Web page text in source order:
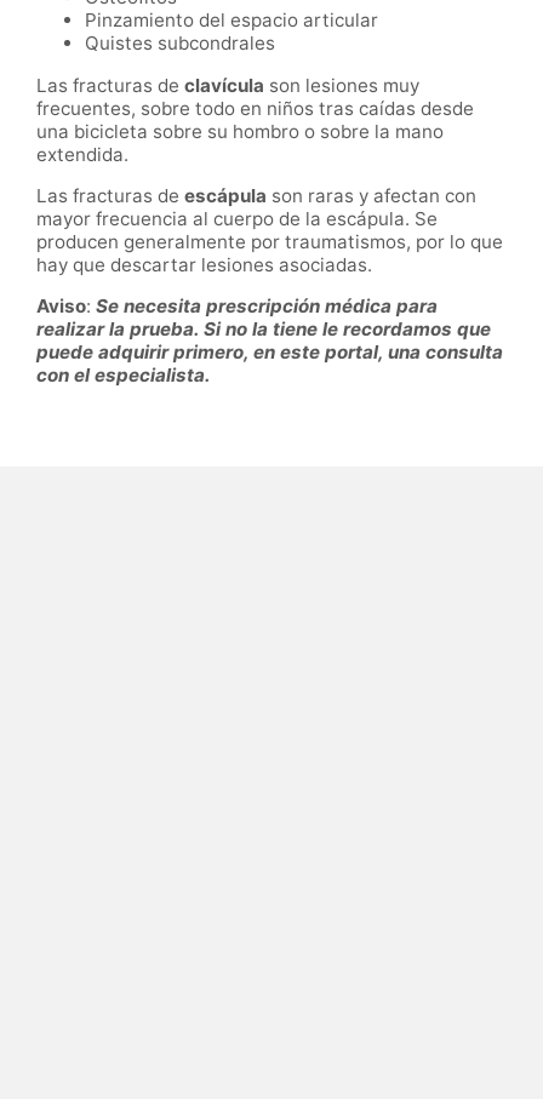
Pinzamiento del espacio articular
Quistes subcondrales
Las fracturas de clavícula son lesiones muy
frecuentes, sobre todo en niños tras caídas desde
una bicicleta sobre su hombro o sobre la mano
extendida.
Las fracturas de escápula son raras y afectan con
mayor frecuencia al cuerpo de la escápula. Se
producen generalmente por traumatismos, por lo que
hay que descartar lesiones asociadas.
Aviso: Se necesita prescripción médica para
realizar la prueba. Si no la tiene le recordamos que
puede adquirir primero, en este portal, una consulta
con el especialista.